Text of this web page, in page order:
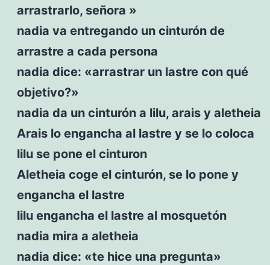
arrastrarlo, señora »
nadia va entregando un cinturón de
arrastre a cada persona
nadia dice: «arrastrar un lastre con qué
objetivo?»
nadia da un cinturón a lilu, arais y aletheia
Arais lo engancha al lastre y se lo coloca
lilu se pone el cinturon
Aletheia coge el cinturón, se lo pone y
engancha el lastre
lilu engancha el lastre al mosquetón
nadia mira a aletheia
nadia dice: «te hice una pregunta»